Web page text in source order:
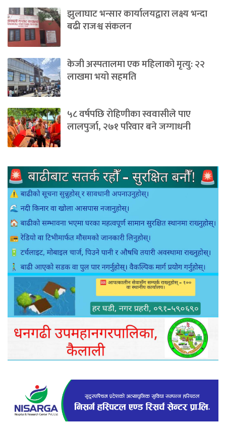
झुलाघाट भन्सार कार्यालयद्वारा लक्ष्य भन्दा
बढी राजश्व संकलन
केजी अस्पतालमा एक महिलाको मृत्यु: २२
लाखमा भयो सहमति
५८ वर्षपछि रोहिणीका स्ववासीले पाए
लालपुर्जा, २७१ परिवार बने जग्गाधनी